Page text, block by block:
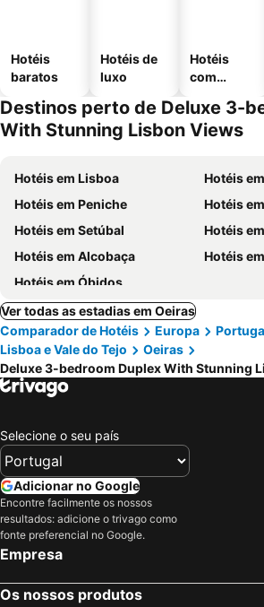
Hotéis
baratos
Hotéis de
luxo
Hotéis
com
Destinos perto de Deluxe 3-
With Stunning Lisbon Views
Hotéis em Lisboa
Hotéis
Hotéis em Peniche
Hotéis
Hotéis em Setúbal
Hotéis
Hotéis em Alcobaça
Hotéis
Hotéis em Óbidos
Ver todas as estadias em Oeiras
Comparador de Hotéis
Europa
Lisboa e Vale do Tejo
Oeiras
Deluxe 3-bedroom Duplex With Stunning
Selecione o seu país
Adicionar no Google
Encontre facilmente os nossos
resultados: adicione o trivago como
fonte preferencial no Google.
Empresa
Os nossos produtos